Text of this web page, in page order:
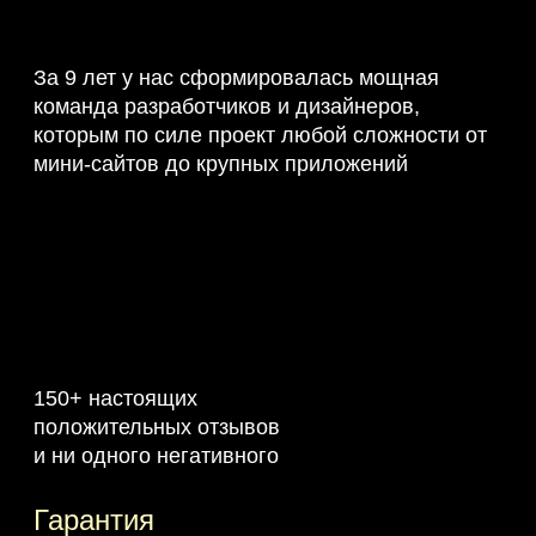
За 9 лет у нас сформировалась мощная
команда разработчиков и дизайнеров,
которым по силе проект любой сложности от
мини-сайтов до крупных приложений
150+ настоящих
положительных отзывов
и ни одного негативного
Гарантия